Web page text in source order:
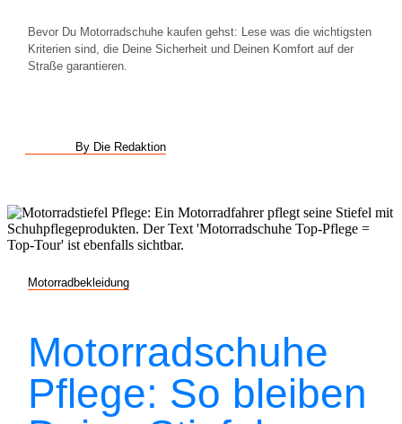
Bevor Du Motorradschuhe kaufen gehst: Lese was die wichtigsten
Kriterien sind, die Deine Sicherheit und Deinen Komfort auf der
Straße garantieren.
By Die Redaktion
Motorradbekleidung
Motorradschuhe
Pflege: So bleiben